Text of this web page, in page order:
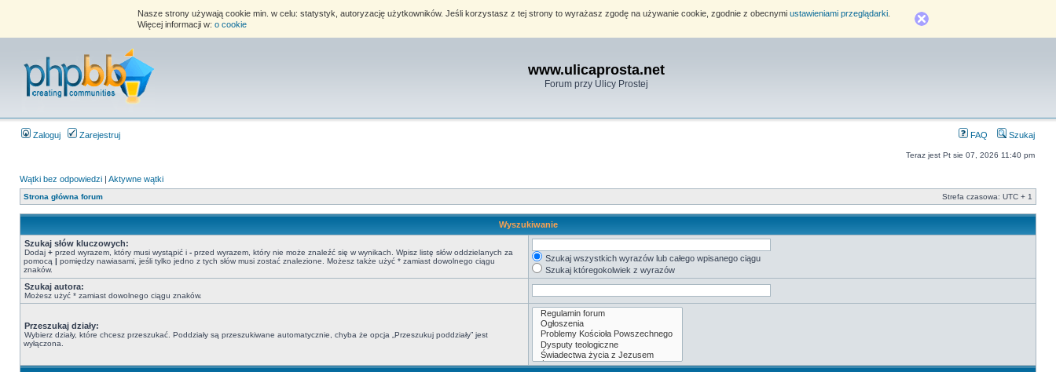
Nasze strony używają cookie min. w celu: statystyk, autoryzację użytkowników. Jeśli korzystasz z tej strony to wyrażasz zgodę na używanie cookie, zgodnie z obecnymi ustawieniami przeglądarki.
Więcej informacji w: o cookie
www.ulicaprosta.net
Forum przy Ulicy Prostej
Zaloguj Zarejestruj FAQ Szukaj
Teraz jest Pt sie 07, 2026 11:40 pm
Wątki bez odpowiedzi | Aktywne wątki
Strona główna forum Strefa czasowa: UTC + 1
Wyszukiwanie
Szukaj słów kluczowych:
Dodaj + przed wyrazem, który musi wystąpić i - przed wyrazem, który nie może znaleźć się w wynikach. Wpisz listę słów oddzielanych za
pomocą | pomiędzy nawiasami, jeśli tylko jedno z tych słów musi zostać znalezione. Możesz także użyć * zamiast dowolnego ciągu
znaków.
Szukaj wszystkich wyrazów lub całego wpisanego ciągu
Szukaj któregokolwiek z wyrazów
Szukaj autora:
Możesz użyć * zamiast dowolnego ciągu znaków.
Przeszukaj działy:
Wybierz działy, które chcesz przeszukać. Poddziały są przeszukiwane automatycznie, chyba że opcja „Przeszukuj poddziały” jest
wyłączona.